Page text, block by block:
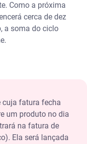
Como a próxima
cerca de dez
a soma do ciclo
cuja fatura fecha
um produto no dia
na fatura de
Ela será lançada